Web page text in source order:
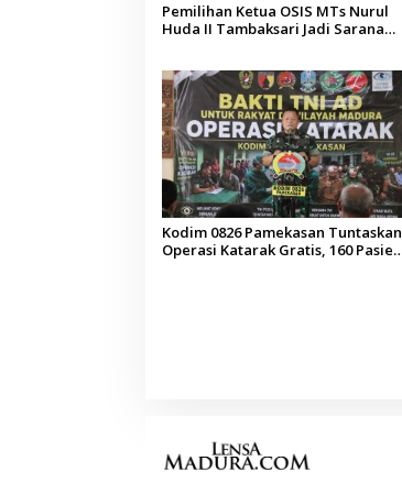
Pemilihan Ketua OSIS MTs Nurul
Huda II Tambaksari Jadi Sarana
Kodim 0826 Pamekasan Tuntaskan
Operasi Katarak Gratis, 160 Pasien